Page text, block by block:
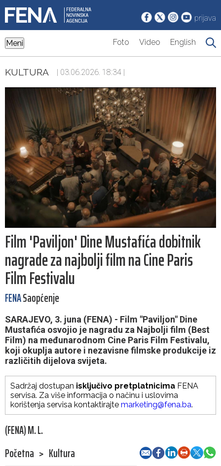
prijava
Meni Foto Video English
KULTURA | 03.06.2026. 18:34 |
Film 'Paviljon' Dine Mustafića dobitnik
nagrade za najbolji film na Cine Paris
Film Festivalu
FENASaopćenje
SARAJEVO, 3. juna (FENA) - Film "Paviljon" Dine
Mustafića osvojio je nagradu za Najbolji film (Best
Film) na međunarodnom Cine Paris Film Festivalu,
koji okuplja autore i nezavisne filmske produkcije iz
različitih dijelova svijeta.
Sadržaj dostupan isključivo pretplatnicima FENA
servisa. Za više informacija o načinu i uslovima
korištenja servisa kontaktirajte marketing@fena.ba.
(FENA) M. L.
Početna > Kultura